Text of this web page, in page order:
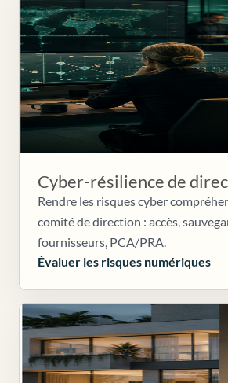
Cyber-résilience de
Rendre les risques cyber
comité de direction : accès,
fournisseurs, PCA/PRA.
Évaluer les risques numériques